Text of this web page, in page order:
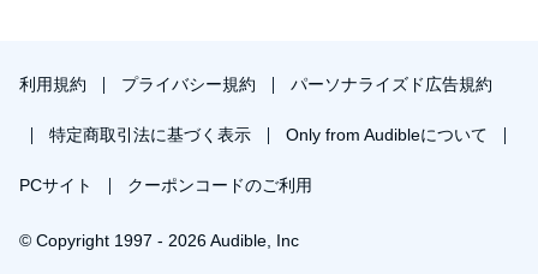
利用規約 プライバシー規約 パーソナライズド広告規約
特定商取引法に基づく表示 Only from Audibleについて
PCサイト クーポンコードのご利用
© Copyright 1997 - 2026 Audible, Inc